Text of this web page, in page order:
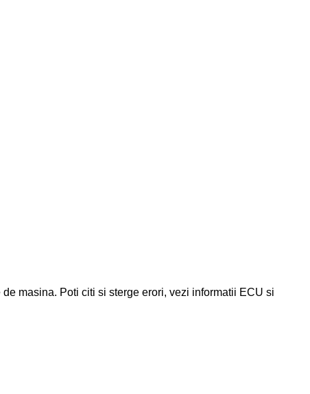
masina. Poti citi si sterge erori, vezi informatii ECU si